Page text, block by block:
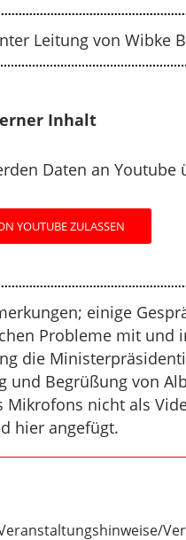
Leitung von Wibke
Inhalt
Daten an Youtube
YOUTUBE ZULASSEN
einige
Probleme mit und
die
und Begrüßung von
Mikrofons nicht als
hier angefügt.